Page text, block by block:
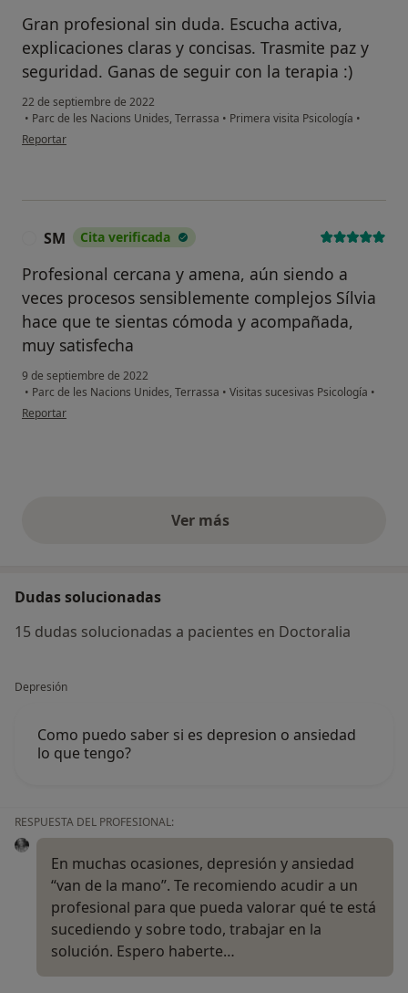
Gran profesional sin duda. Escucha activa,
explicaciones claras y concisas. Trasmite paz y
seguridad. Ganas de seguir con la terapia :)
22 de septiembre de 2022
• Parc de les Nacions Unides, Terrassa • Primera visita Psicología •
en opinión del usuario Raquel
Reportar
SM Cita verificada
Profesional cercana y amena, aún siendo a
veces procesos sensiblemente complejos Sílvia
hace que te sientas cómoda y acompañada,
muy satisfecha
9 de septiembre de 2022
• Parc de les Nacions Unides, Terrassa • Visitas sucesivas Psicología •
en opinión del usuario SM
Reportar
Ver másopiniones anteriores
Dudas solucionadas
15 dudas solucionadas a pacientes en Doctoralia
Depresión
Como puedo saber si es depresion o ansiedad
lo que tengo?
RESPUESTA DEL PROFESIONAL:
En muchas ocasiones, depresión y ansiedad
“van de la mano”. Te recomiendo acudir a un
profesional para que pueda valorar qué te está
sucediendo y sobre todo, trabajar en la
solución. Espero haberte…